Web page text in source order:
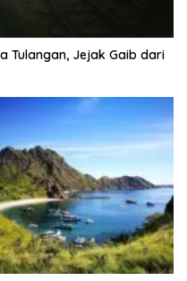
Tulangan, Jejak Gaib dari